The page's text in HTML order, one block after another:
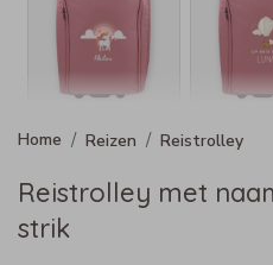
Reizen Reistrolley
Reistrolley met
strik